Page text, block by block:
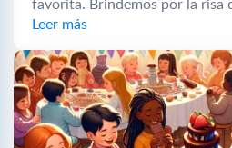
Leer más